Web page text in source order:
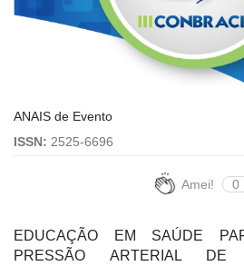
ANAIS de Evento
ISSN: 2525-6696
Amei! 0
EDUCAÇÃO EM SAÚDE
PRESSÃO ARTERIAL DE